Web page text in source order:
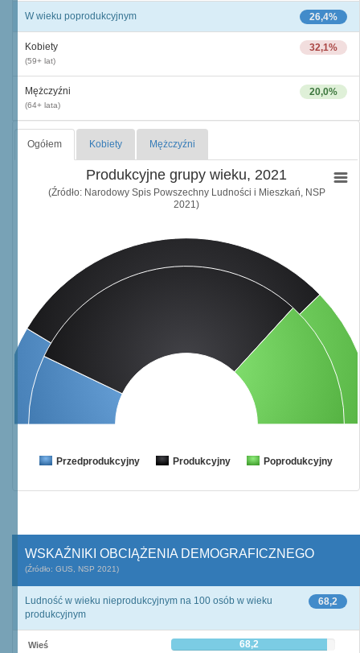
26,4%
W wieku poprodukcyjnym
32,1%
Kobiety
(59+ lat)
20,0%
Mężczyźni
(64+ lata)
Ogółem Kobiety Mężczyźni
Produkcyjne grupy wieku, 2021
(Źródło: Narodowy Spis Powszechny Ludności i Mieszkań, NSP
2021)
Przedprodukcyjny Produkcyjny Poprodukcyjny
WSKAŹNIKI OBCIĄŻENIA DEMOGRAFICZNEGO
(Źródło: GUS, NSP 2021)
68,2
Ludność w wieku nieprodukcyjnym na 100 osób w wieku
produkcyjnym
Wieś 68,2